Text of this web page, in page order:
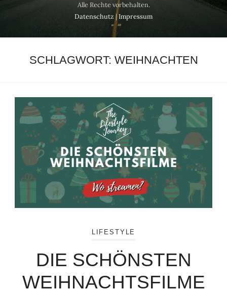
Alle Rechte vorbehalten.
Datenschutz|Impressum
SCHLAGWORT: WEIHNACHTEN
LIFESTYLE
DIE SCHÖNSTEN
WEIHNACHTSFILME